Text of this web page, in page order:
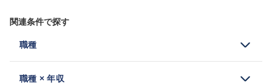
関連条件で探す
職種
職種 × 年収